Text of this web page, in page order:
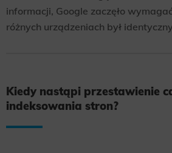
informacji, Google zaczęło
różnych urządzeniach był
Kiedy nastąpi przestawienie
indeksowania stron?